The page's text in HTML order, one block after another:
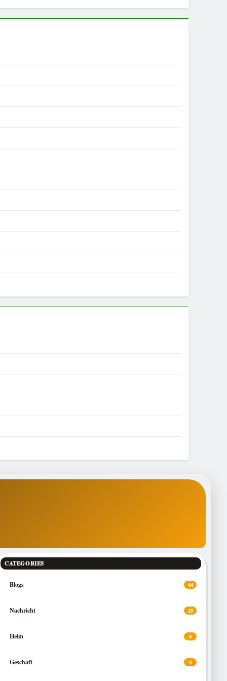
CATEGORIES
Blogs 44
Nachricht 25
Heim 6
Geschaft 4